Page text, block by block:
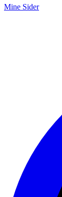
Mine Sider